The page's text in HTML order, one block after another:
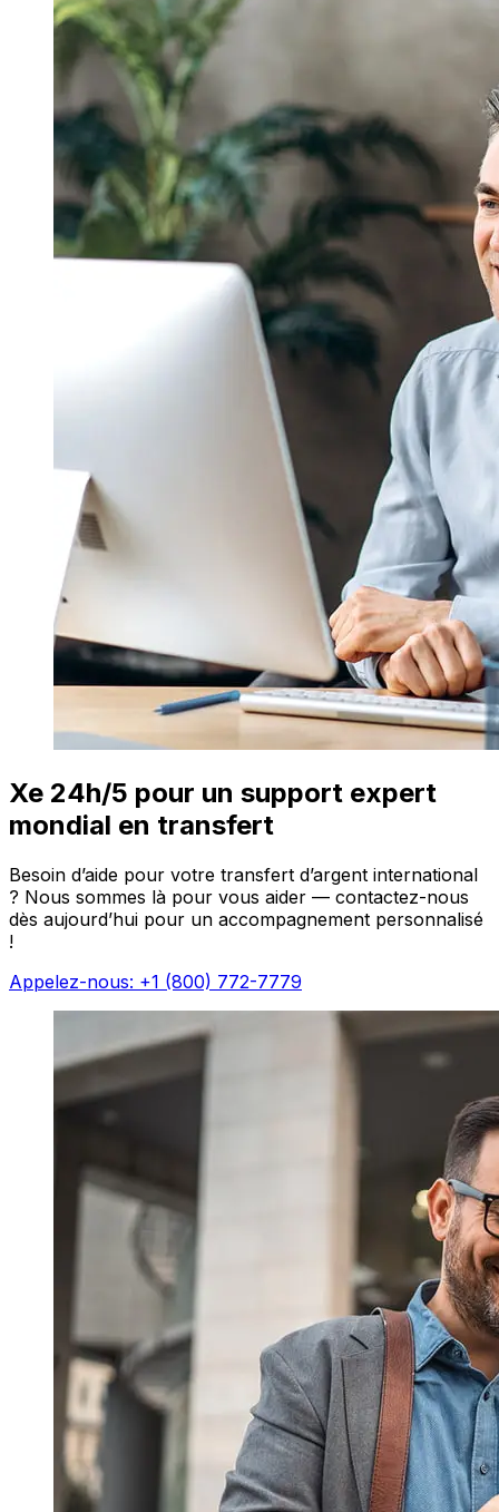
Xe 24h/5 pour un support expert
mondial en transfert
Besoin d’aide pour votre transfert d’argent international
? Nous sommes là pour vous aider — contactez-nous
dès aujourd’hui pour un accompagnement personnalisé
!
Appelez-nous: +1 (800) 772-7779